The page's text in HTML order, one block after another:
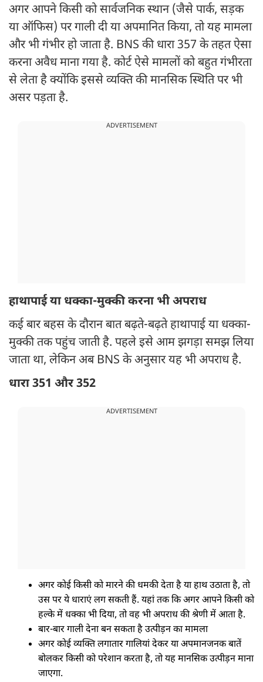
अगर आपने किसी को सार्वजनिक स्थान (जैसे पार्क, सड़क
या ऑफिस) पर गाली दी या अपमानित किया, तो यह मामला
और भी गंभीर हो जाता है. BNS की धारा 357 के तहत ऐसा
करना अवैध माना गया है. कोर्ट ऐसे मामलों को बहुत गंभीरता
से लेता है क्योंकि इससे व्यक्ति की मानसिक स्थिति पर भी
असर पड़ता है.
ADVERTISEMENT
हाथापाई या धक्का-मुक्की करना भी अपराध
कई बार बहस के दौरान बात बढ़ते-बढ़ते हाथापाई या धक्का-
मुक्की तक पहुंच जाती है. पहले इसे आम झगड़ा समझ लिया
जाता था, लेकिन अब BNS के अनुसार यह भी अपराध है.
धारा 351 और 352
ADVERTISEMENT
अगर कोई किसी को मारने की धमकी देता है या हाथ उठाता है, तो
उस पर ये धाराएं लग सकती हैं. यहां तक कि अगर आपने किसी को
हल्के में धक्का भी दिया, तो वह भी अपराध की श्रेणी में आता है.
बार-बार गाली देना बन सकता है उत्पीड़न का मामला
अगर कोई व्यक्ति लगातार गालियां देकर या अपमानजनक बातें
बोलकर किसी को परेशान करता है, तो यह मानसिक उत्पीड़न माना
जाएगा.